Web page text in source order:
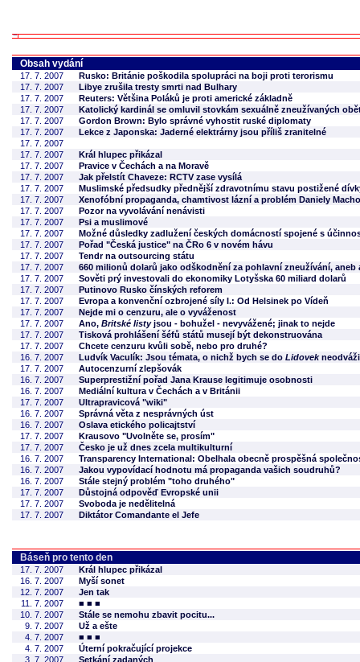
Obsah vydání
17. 7. 2007
Rusko: Británie poškodila spolupráci na boji proti terorismu
17. 7. 2007
Libye zrušila tresty smrti nad Bulhary
17. 7. 2007
Reuters: Většina Poláků je proti americké základně
17. 7. 2007
Katolický kardinál se omluvil stovkám sexuálně zneužívaných
17. 7. 2007
Gordon Brown: Bylo správné vyhostit ruské diplomaty
17. 7. 2007
Lekce z Japonska: Jaderné elektrárny jsou příliš zranitelné
17. 7. 2007
17. 7. 2007
Král hlupec přikázal
17. 7. 2007
Pravice v Čechách a na Moravě
17. 7. 2007
Jak přelstít Chaveze: RCTV zase vysílá
17. 7. 2007
Muslimské předsudky přednější zdravotnímu stavu postižené
17. 7. 2007
Xenofóbní propaganda, chamtivost lázní a problém Daniely
17. 7. 2007
Pozor na vyvolávání nenávisti
17. 7. 2007
Psi a muslimové
17. 7. 2007
Možné důsledky zadlužení českých domácností spojené s
17. 7. 2007
Pořad "Česká justice" na ČRo 6 v novém hávu
17. 7. 2007
Tendr na outsourcing státu
17. 7. 2007
660 milionů dolarů jako odškodnění za pohlavní zneužívání,
17. 7. 2007
Sověti prý investovali do ekonomiky Lotyšska 60 miliard dolarů
17. 7. 2007
Putinovo Rusko čínských reforem
17. 7. 2007
Evropa a konvenční ozbrojené síly I.: Od Helsinek po Vídeň
17. 7. 2007
Nejde mi o cenzuru, ale o vyváženost
17. 7. 2007
Ano, Britské listyjsou - bohužel - nevyvážené; jinak to nejde
17. 7. 2007
Tisková prohlášení šéfů států musejí být dekonstruována
17. 7. 2007
Chcete cenzuru kvůli sobě, nebo pro druhé?
16. 7. 2007
Ludvík Vaculík: Jsou témata, o nichž bych se do Lidovek
17. 7. 2007
Autocenzurní zlepšovák
16. 7. 2007
Superprestižní pořad Jana Krause legitimuje osobnosti
16. 7. 2007
Mediální kultura v Čechách a v Británii
17. 7. 2007
Ultrapravicová "wiki"
16. 7. 2007
Správná věta z nesprávných úst
16. 7. 2007
Oslava etického policajtství
17. 7. 2007
Krausovo "Uvolněte se, prosím"
17. 7. 2007
Česko je už dnes zcela multikulturní
16. 7. 2007
Transparency International: Obelhala obecně prospěšná
16. 7. 2007
Jakou vypovídací hodnotu má propaganda vašich soudruhů?
16. 7. 2007
Stále stejný problém "toho druhého"
17. 7. 2007
Důstojná odpověď Evropské unii
17. 7. 2007
Svoboda je nedělitelná
17. 7. 2007
Diktátor Comandante el Jefe
Báseň pro tento den
17. 7. 2007
Král hlupec přikázal
16. 7. 2007
Myší sonet
12. 7. 2007
Jen tak
11. 7. 2007
■ ■ ■
10. 7. 2007
Stále se nemohu zbavit pocitu...
9. 7. 2007
Už a ešte
4. 7. 2007
■ ■ ■
4. 7. 2007
Úterní pokračující projekce
3. 7. 2007
Setkání zadaných